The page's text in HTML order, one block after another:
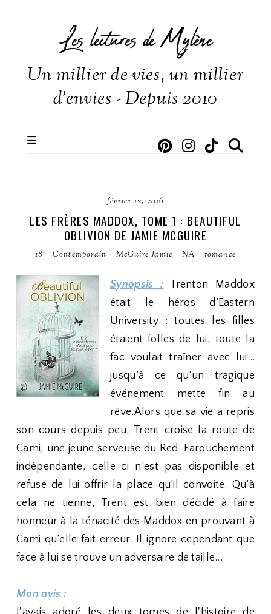
Les lectures de Mylène
Un millier de vies, un millier
d'envies - Depuis 2010
février 12, 2016
LES FRÈRES MADDOX, TOME 1 : BEAUTIFUL
OBLIVION DE JAMIE MCGUIRE
18 · Contemporain · McGuire Jamie · NA · romance
Synopsis :
Trenton Maddox
était le héros d’Eastern
University : toutes les filles
étaient folles de lui, toute la
fac voulait traîner avec lui…
jusqu’à ce qu’un tragique
événement mette fin au
rêve.Alors que sa vie a repris
son cours depuis peu, Trent croise la route de
Cami, une jeune serveuse du Red. Farouchement
indépendante, celle-ci n’est pas disponible et
refuse de lui offrir la place qu’il convoite. Qu’à
cela ne tienne, Trent est bien décidé à faire
honneur à la ténacité des Maddox en prouvant à
Cami qu’elle fait erreur. Il ignore cependant que
face à lui se trouve un adversaire de taille...
Mon avis :